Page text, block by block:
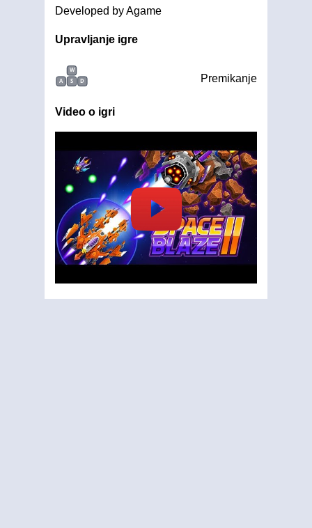
Developed by Agame
Upravljanje igre
W
A
S D Premikanje
Video o igri